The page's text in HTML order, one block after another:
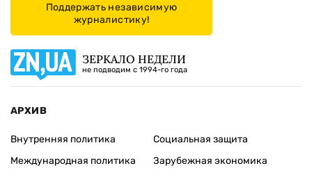
Поддержать независимую
журналистику!
ЗЕРКАЛО НЕДЕЛИ
не подводим с 1994-го года
АРХИВ
Внутренняя политика
Международная политика
Социальная защита
Зарубежная экономика